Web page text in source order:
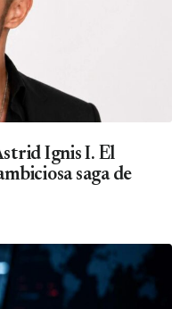
Ignis I. El
saga de